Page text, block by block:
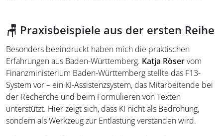
🪑 Praxisbeispiele aus der ersten Reihe
Besonders beeindruckt haben mich die praktischen
Erfahrungen aus Baden-Württemberg. Katja Röservom
Finanzministerium Baden-Württemberg stellte das F13-
System vor – ein KI-Assistenzsystem, das Mitarbeitende bei
der Recherche und beim Formulieren von Texten
unterstützt. Hier zeigt sich, dass KI nicht als Bedrohung,
sondern als Werkzeug zur Entlastung verstanden wird.